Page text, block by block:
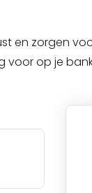
en zorgen
op je